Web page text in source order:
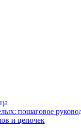
пошаговое
и цепочек